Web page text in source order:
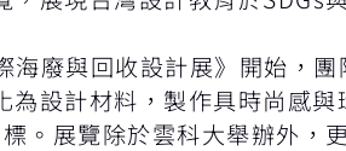
海廢與回收設計展》開始，
為設計材料，製作具時尚感
。展覽除於雲科大舉辦外，